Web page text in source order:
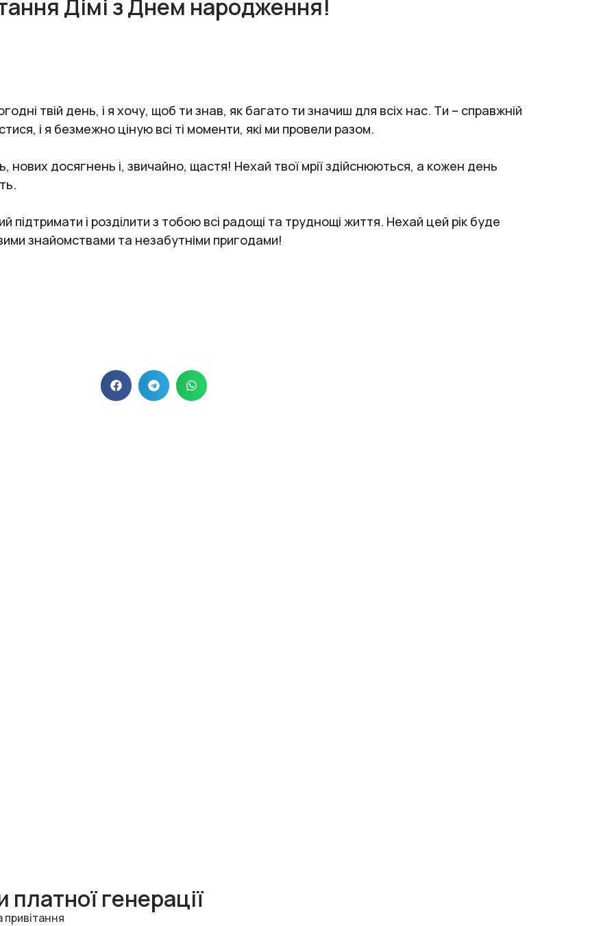
Дімі з Днем народження!
твій день, і я хочу, щоб ти знав, як багато ти значиш для всіх нас. Ти – справжній
і я безмежно ціную всі ті моменти, які ми провели разом.
нових досягнень і, звичайно, щастя! Нехай твої мрії здійснюються, а кожен день
підтримати і розділити з тобою всі радощі та труднощі життя. Нехай цей рік буде
знайомствами та незабутніми пригодами!
платної генерації